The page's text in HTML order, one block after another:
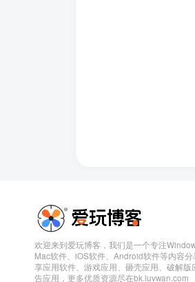
欢迎来到爱玩博客，我们是一个专注
Mac软件、iOS软件、Android软件等内容分
享应用软件、游戏应用、砸壳应用、破解版
告应用，更多优质资源尽在bk.luvwan.com